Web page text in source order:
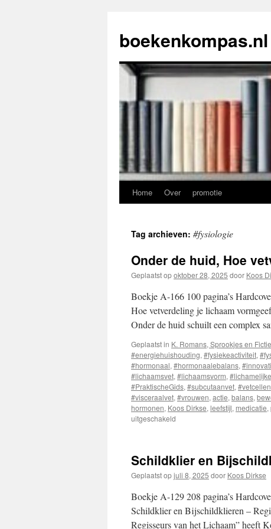
de
inhoud
boekenkompas.nl
Home Over promotie
Tag archieven: #fysiologie
Onder de huid, Hoe
Geplaatst opoktober 28, 2025 door Koos
Boekje A-166 100 pagina’s
Hoe vetverdeling je lichaam
Onder de huid schuilt een complex
Geplaatst in K. Romans, Sprookjes en Fictie
#energiehuishouding, #fysiekeactiviteit,
#hormonaal, #hormonaalebalans,
#lichaamsvet, #lichaamsvorm,
#PraktischeGids, #subcutaanvet, #vetcellen
#visceraalvet, #vrouwen, actie, balans,
hormonen, Koos Dirkse, leefstijl, medicatie,
uitgeschakeld
Hoe
vetverdeling
je
lichaam
vormgeeft
Schildklier en
Geplaatst opjuli 8, 2025 door Koos Dirkse
Boekje A-129 208 pagina’s
Schildklier en Bijschildklieren –
Regisseurs van het Lichaam” heeft